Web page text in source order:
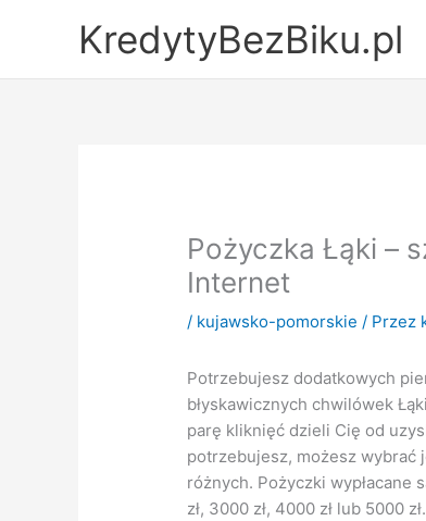
KredytyBezBiku.pl
Pożyczka Łąki –
Internet
/ kujawsko-pomorskie / Przez
Potrzebujesz dodatkowych
błyskawicznych chwilówek
parę kliknięć dzieli Cię od
potrzebujesz, możesz wybrać
różnych. Pożyczki wypłacane
zł, 3000 zł, 4000 zł lub 5000